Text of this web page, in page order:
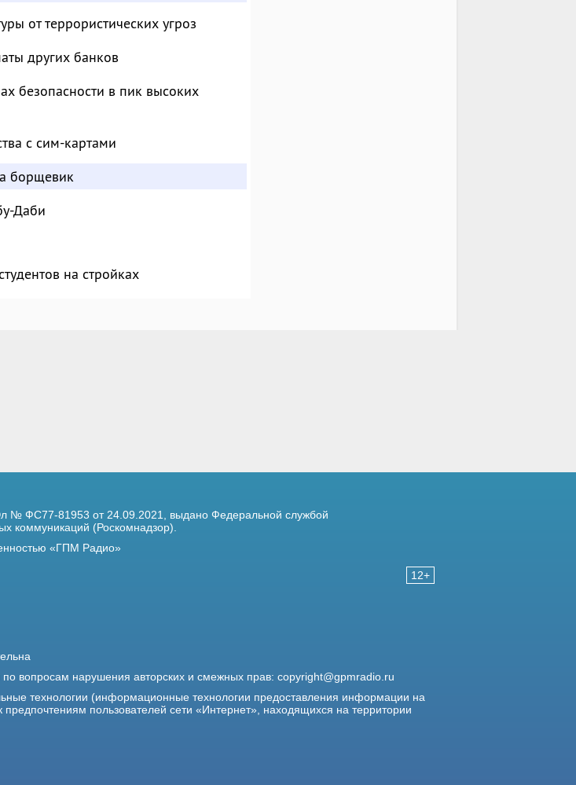
от террористических угроз
других банков
безопасности в пик высоких
с сим-картами
борщевик
Даби
на стройках
12+
№ ФС77-81953 от 24.09.2021, выдано Федеральной службой
коммуникаций (Роскомнадзор).
«ГПМ Радио»
вопросам нарушения авторских и смежных прав: copyright@gpmradio.ru
технологии (информационные технологии предоставления информации на
пользователей сети «Интернет», находящихся на территории